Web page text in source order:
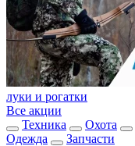
луки и рогатки
Все акции
Техника
Охота
Одежда
Запчасти